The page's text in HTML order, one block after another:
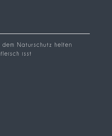
Naturschutz helfen
isst